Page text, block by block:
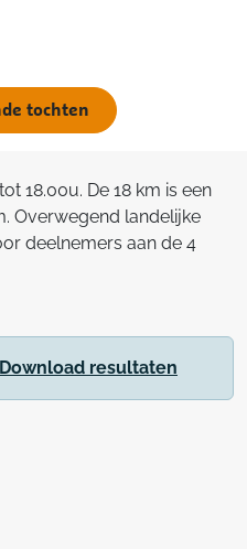
tochten
18.00u. De 18 km is een
Overwegend landelijke
deelnemers aan de 4
Download resultaten